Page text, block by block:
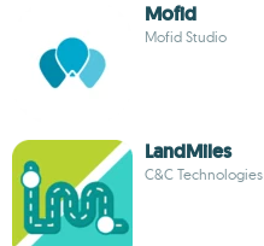
Mofid
Mofid Studio
LandMiles
C&C Technologies